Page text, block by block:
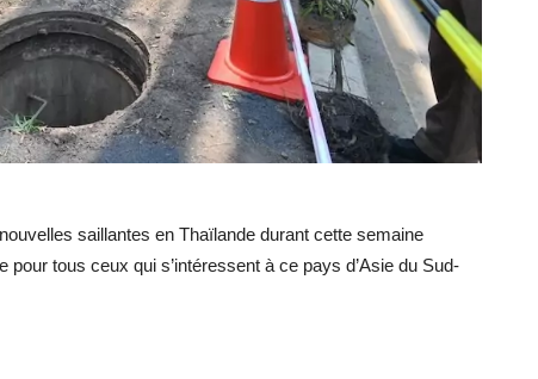
saillantes en Thaïlande durant cette semaine
pour tous ceux qui s’intéressent à ce pays d’Asie du Sud-